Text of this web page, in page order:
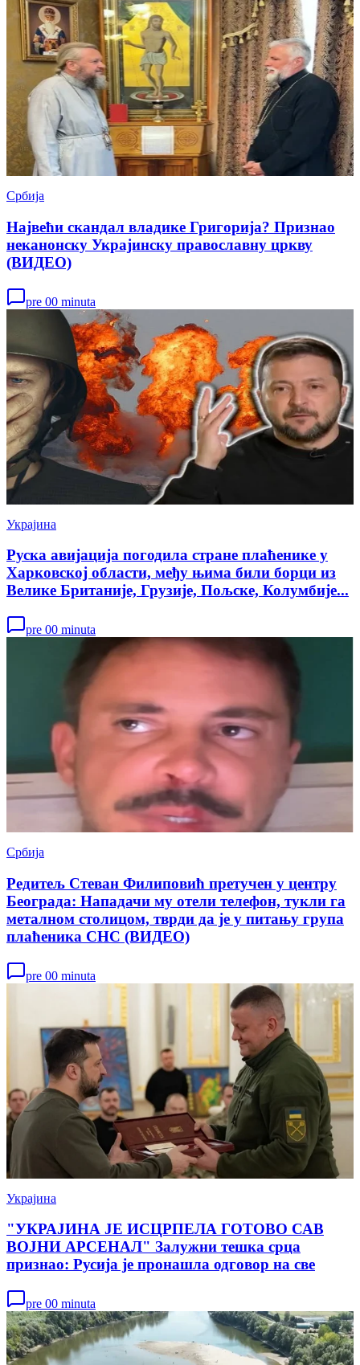
Србија
Највећи скандал владике Григорија? Признао
неканонску Украјинску православну цркву
(ВИДЕО)
pre 00 minuta
Украјина
Руска авијација погодила стране плаћенике у
Харковској области, међу њима били борци из
Велике Британије, Грузије, Пољске, Колумбије...
pre 00 minuta
Србија
Редитељ Стеван Филиповић претучен у центру
Београда: Нападачи му отели телефон, тукли га
металном столицом, тврди да је у питању група
плаћеника СНС (ВИДЕО)
pre 00 minuta
Украјина
"УКРАЈИНА ЈЕ ИСЦРПЕЛА ГОТОВО САВ
ВОЈНИ АРСЕНАЛ" Залужни тешка срца
признао: Русија је пронашла одговор на све
pre 00 minuta